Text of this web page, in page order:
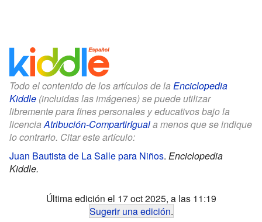
Todo el contenido de los artículos de la Enciclopedia
Kiddle (incluidas las imágenes) se puede utilizar
libremente para fines personales y educativos bajo la
licenciaAtribución-CompartirIguala menos que se indique
lo contrario. Citar este artículo:
Juan Bautista de La Salle para Niños. Enciclopedia
Kiddle.
Última edición el 17 oct 2025, a las 11:19
Sugerir una edición.